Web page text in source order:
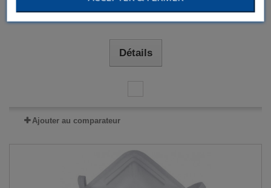
VEPRO Demi-masque FFP1
Détails
Ajouter au comparateur